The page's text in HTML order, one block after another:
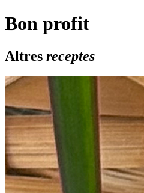
Bon profit
Altres receptes